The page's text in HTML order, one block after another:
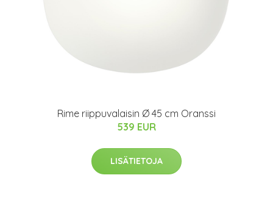
Rime riippuvalaisin Ø 45 cm Oranssi
539 EUR
LISÄTIETOJA